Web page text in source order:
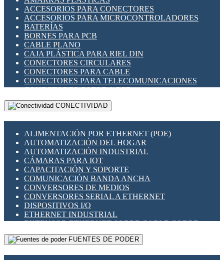
INDICADORES PARA PANEL
INTERFACES DE RELÉ
INTERRUPTORES FIN DE CARRERA
LLAVES CONMUTADORAS
MEDIDORES DE ENERGÍA Y TC'S DE CORRIENTE
MOTORES PASO A PASO
PANTALLAS HMI
PLC -CONTROLADORES LÓGICO PROGRAMABLES
PROGRAMADORES DE HORARIO
RELÉS DE PROTECCIÓN
SENSORES CAPACITIVOS
SENSORES INDUCTIVOS
TEMPORIZADORES
VARIACS
VARIADORES DE FRECUENCIA [VDF]
SECCIONADORES - INTERRUPTORES
MAQUINARIA
ACCESORIOS PARA CONECTORES
ACCESORIOS PARA MICROCONTROLADORES
BATERÍAS
BORNES PARA PCB
CABLE PLANO
CAJA PLÁSTICA PARA RIEL DIN
CONECTORES CIRCULARES
CONECTORES PARA CABLE
CONECTORES PARA TELECOMUNICACIONES
CONECTORES CABLE A PCB
CONECTORES PCB A CABLE
DIP SWITCHES
HERRAMIENTAS VARIAS
ILUMINACIÓN LED
INTERRUPTORES REED
INTERFACES DE RELÉ
OTROS RELÉS
PROTECCIÓN TÉRMICA
RELÉS AUTOMOTRICES
RELÉS DE SEÑAL
RELÉS DE ESTADO SÓLIDO SSR
RELÉS INDUSTRIALES
RELÉS MINIATURA DE POTENCIA
SENSORES MAGNÉTICOS
CONECTIVIDAD
ALIMENTACIÓN POR ETHERNET (POE)
AUTOMATIZACIÓN DEL HOGAR
AUTOMATIZACIÓN INDUSTRIAL
CÁMARAS PARA IOT
CAPACITACIÓN Y SOPORTE
COMUNICACIÓN BANDA ANCHA
CONVERSORES DE MEDIOS
CONVERSORES SERIAL A ETHERNET
DISPOSITIVOS I/O
ETHERNET INDUSTRIAL
EXTENSOR ETHERNET SOBRE CABLE COBRE
GATEWAY LORAWAN
GESTIÓN DE REDESFUENTES DE PODER